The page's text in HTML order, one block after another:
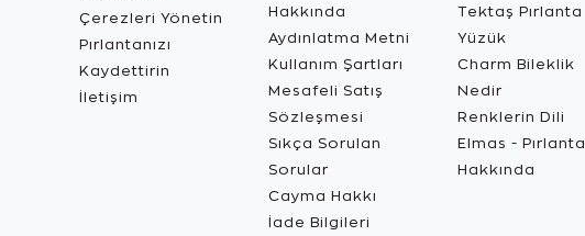
Çerezleri Yönetin
Pırlantanızı
Kaydettirin
İletişim
Hakkında
Aydınlatma Metni
Kullanım Şartları
Mesafeli Satış
Sözleşmesi
Sıkça Sorulan
Sorular
Cayma Hakkı
İade Bilgileri
Tektaş Pırlanta
Yüzük
Charm Bileklik
Nedir
Renklerin Dili
Elmas - Pırlanta
Hakkında